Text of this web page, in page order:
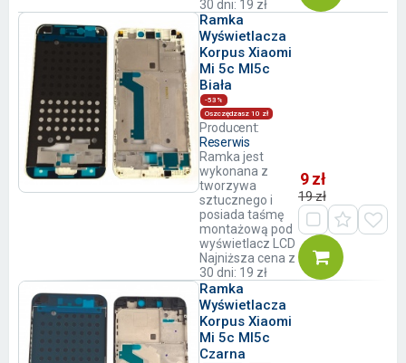
30 dni: 19 zł
Ramka
Wyświetlacza
Korpus Xiaomi
Mi 5c MI5c
Biała
-53%
Oszczędzasz 10 zł
Producent:
Reserwis
Ramka jest
wykonana z
tworzywa
sztucznego i
posiada taśmę
montażową pod
wyświetlacz LCD
Najniższa cena z
30 dni: 19 zł
9 zł
19 zł
Ramka
Wyświetlacza
Korpus Xiaomi
Mi 5c MI5c
Czarna